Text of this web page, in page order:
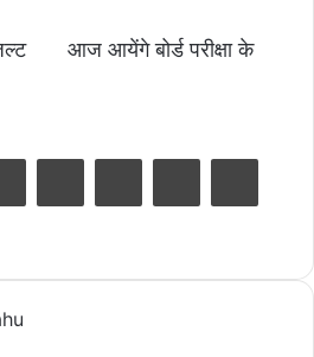
आज आयेंगे बोर्ड परीक्षा के